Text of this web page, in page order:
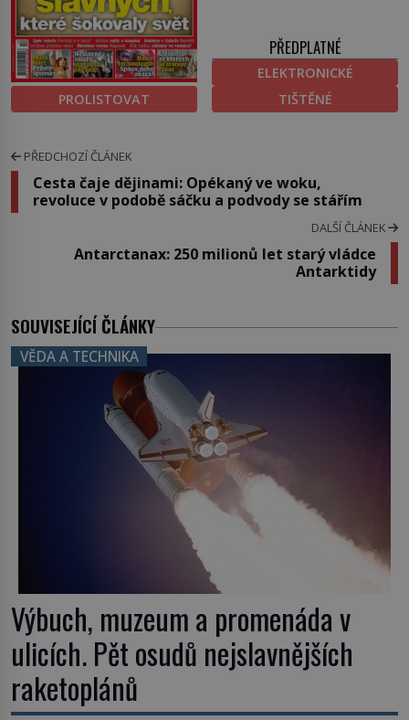
PROLISTOVAT
PŘEDPLATNÉ
ELEKTRONICKÉ
TIŠTĚNÉ
PŘEDCHOZÍ ČLÁNEK
Cesta čaje dějinami: Opékaný ve woku,
revoluce v podobě sáčku a podvody se stářím
DALŠÍ ČLÁNEK
Antarctanax: 250 milionů let starý vládce
Antarktidy
SOUVISEJÍCÍ ČLÁNKY
VĚDA A TECHNIKA
Výbuch, muzeum a promenáda v
ulicích. Pět osudů nejslavnějších
raketoplánů